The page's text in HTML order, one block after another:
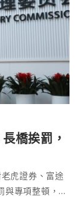
橋挨罰，
虎證券、富途
與專項整頓，引